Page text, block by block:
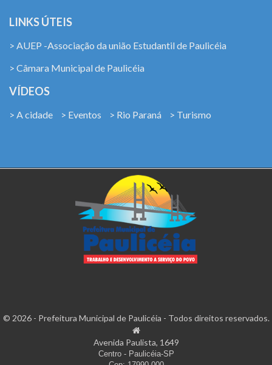
LINKS ÚTEIS
> AUEP -Associação da união Estudantil de Paulicéia
> Câmara Municipal de Paulicéia
VÍDEOS
> A cidade > Eventos > Rio Paraná > Turismo
© 2026 - Prefeitura Municipal de Paulicéia - Todos direitos reservados.
Avenida Paulista, 1649
Centro - Paulicéia-SP